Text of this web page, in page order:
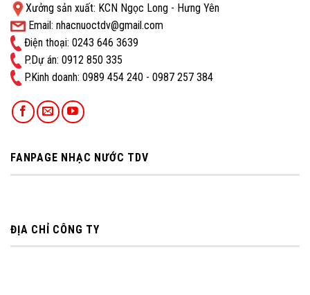
Xưởng sản xuất: KCN Ngọc Long - Hưng Yên
Email: nhacnuoctdv@gmail.com
Điện thoại: 0243 646 3639
P.Dự án: 0912 850 335
P.Kinh doanh: ‭0989 454 240 - 0987 257 384
FANPAGE NHẠC NƯỚC TDV
ĐỊA CHỈ CÔNG TY